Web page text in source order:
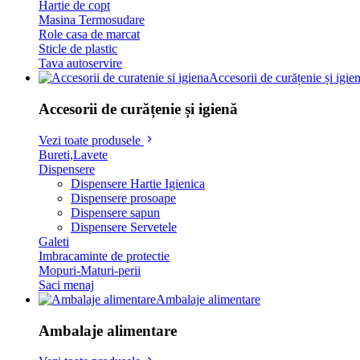
Hartie de copt
Masina Termosudare
Role casa de marcat
Sticle de plastic
Tava autoservire
Accesorii de curățenie și
Accesorii de curățenie și igienă
Vezi toate produsele
Bureti,Lavete
Dispensere
Dispensere Hartie Igienica
Dispensere prosoape
Dispensere sapun
Dispensere Servetele
Galeti
Imbracaminte de protectie
Mopuri-Maturi-perii
Saci menaj
Ambalaje alimentare
Ambalaje alimentare